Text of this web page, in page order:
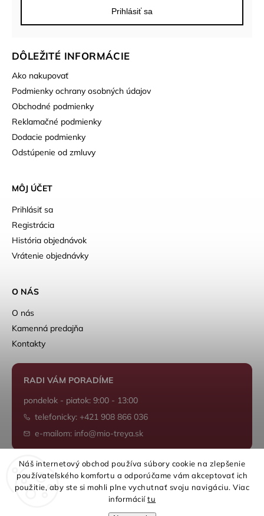
Náš internetový obchod používa súbory cookie na zlepšenie
používateľského komfortu a odporúčame vám akceptovať ich
použitie, aby ste si mohli plne vychutnať svoju navigáciu. Viac
informáciítu
DÔLEŽITÉ INFORMÁCIE
Ako nakupovať
Podmienky ochrany osobných údajov
Obchodné podmienky
Reklamačné podmienky
Dodacie podmienky
Odstúpenie od zmluvy
MÔJ ÚČET
Prihlásiť sa
Registrácia
História objednávok
Vrátenie objednávky
Prihlásiť sa
O NÁS
O nás
Kamenná predajňa
Kontakty
RADI VÁM PORADÍME
pondelok - piatok: 9:00 - 13:00
telefonicky: +421 908 866 036
e-mailom: info@mio-treya.sk
Shoptet.sk